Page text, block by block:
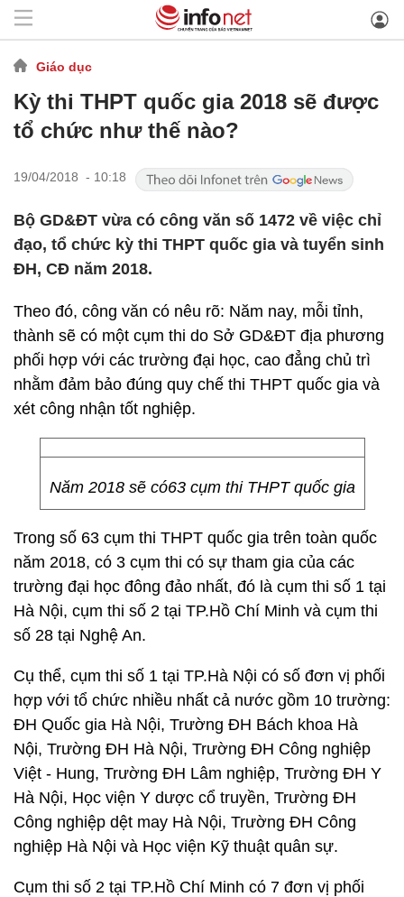
Giáo dục
Kỳ thi THPT quốc gia 2018 sẽ được
tổ chức như thế nào?
19/04/2018 - 10:18
Bộ GD&ĐT vừa có công văn số 1472 về việc chỉ
đạo, tổ chức kỳ thi THPT quốc gia và tuyển sinh
ĐH, CĐ năm 2018.
Theo đó, công văn có nêu rõ: Năm nay, mỗi tỉnh,
thành sẽ có một cụm thi do Sở GD&ĐT địa phương
phối hợp với các trường đại học, cao đẳng chủ trì
nhằm đảm bảo đúng quy chế thi THPT quốc gia và
xét công nhận tốt nghiệp.
Năm 2018 sẽ có63 cụm thi THPT quốc gia
Trong số 63 cụm thi THPT quốc gia trên toàn quốc
năm 2018, có 3 cụm thi có sự tham gia của các
trường đại học đông đảo nhất, đó là cụm thi số 1 tại
Hà Nội, cụm thi số 2 tại TP.Hồ Chí Minh và cụm thi
số 28 tại Nghệ An.
Cụ thể, cụm thi số 1 tại TP.Hà Nội có số đơn vị phối
hợp với tổ chức nhiều nhất cả nước gồm 10 trường:
ĐH Quốc gia Hà Nội, Trường ĐH Bách khoa Hà
Nội, Trường ĐH Hà Nội, Trường ĐH Công nghiệp
Việt - Hung, Trường ĐH Lâm nghiệp, Trường ĐH Y
Hà Nội, Học viện Y dược cổ truyền, Trường ĐH
Công nghiệp dệt may Hà Nội, Trường ĐH Công
nghiệp Hà Nội và Học viện Kỹ thuật quân sự.
Cụm thi số 2 tại TP.Hồ Chí Minh có 7 đơn vị phối